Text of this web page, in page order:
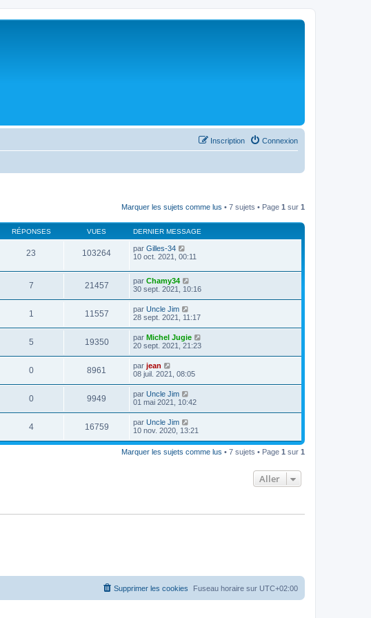
Connexion
Inscription
Marquer les sujets comme lus • 7 sujets • Page 1 sur 1
RÉPONSES VUES DERNIER MESSAGE
23 103264 par Gilles-34
10 oct. 2021, 00:11
7 21457 par Chamy34
30 sept. 2021, 10:16
1 11557 par Uncle Jim
28 sept. 2021, 11:17
5 19350 par Michel Jugie
20 sept. 2021, 21:23
0 8961 par jean
08 juil. 2021, 08:05
0 9949 par Uncle Jim
01 mai 2021, 10:42
4 16759 par Uncle Jim
10 nov. 2020, 13:21
Marquer les sujets comme lus • 7 sujets • Page 1 sur 1
Aller
Fuseau horaire sur UTC+02:00
Supprimer les cookies